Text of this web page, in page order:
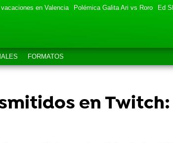
en Valencia Polémica Galita Ari vs Roro Ed
FORMATOS
en